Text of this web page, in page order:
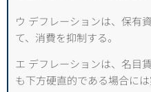
ウ デフレーションは、保有
て、消費を抑制する。
エ デフレーションは、名目
も下方硬直的である場合に